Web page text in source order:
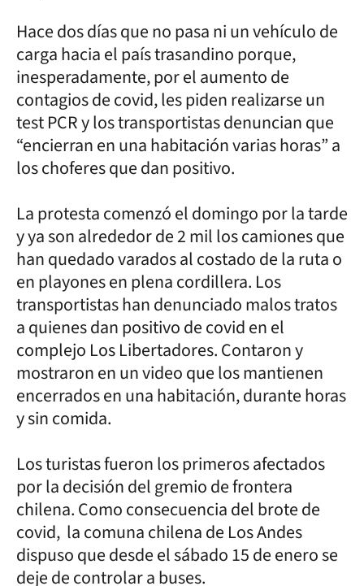
Hace dos días que no pasa ni un vehículo de
carga hacia el país trasandino porque,
inesperadamente, por el aumento de
contagios de covid, les piden realizarse un
test PCR y los transportistas denuncian que
“encierran en una habitación varias horas” a
los choferes que dan positivo.
La protesta comenzó el domingo por la tarde
y ya son alrededor de 2 mil los camiones que
han quedado varados al costado de la ruta o
en playones en plena cordillera. Los
transportistas han denunciado malos tratos
a quienes dan positivo de covid en el
complejo Los Libertadores. Contaron y
mostraron en un video que los mantienen
encerrados en una habitación, durante horas
y sin comida.
Los turistas fueron los primeros afectados
por la decisión del gremio de frontera
chilena. Como consecuencia del brote de
covid, la comuna chilena de Los Andes
dispuso que desde el sábado 15 de enero se
deje de controlar a buses.